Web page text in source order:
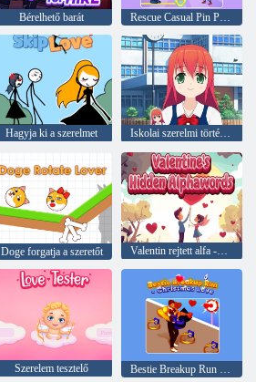
Bérelhető barát Rescue Casual Pin Puzzle
Hagyja ki a szerelmet Iskolai szerelmi történet # 1
Doge forgatja a szeretőt Valentin rejtett alfa -okjai
Szerelem tesztelő Bestie Breakup Run – Karácsonyi szerelem